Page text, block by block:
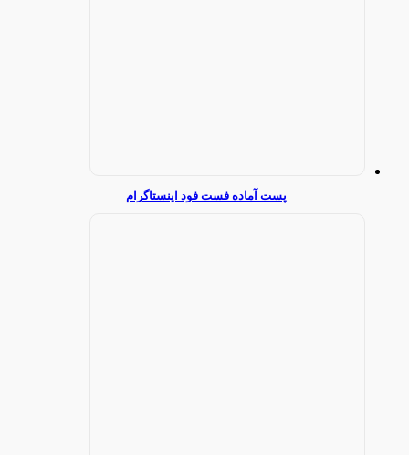
پست آماده فست فود اینستاگرام